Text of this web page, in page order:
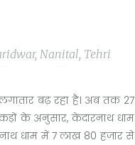
Nanital, Tehri
लगातार बढ़ रहा है। अब तक 27
के अनुसार, केदारनाथ धाम
धाम में 7 लाख 80 हजार से